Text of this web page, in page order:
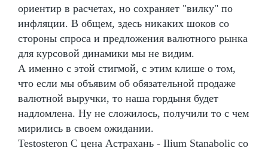
ориентир в расчетах, но сохраняет "вилку" по
инфляции. В общем, здесь никаких шоков со
стороны спроса и предложения валютного рынка
для курсовой динамики мы не видим.
А именно с этой стигмой, с этим клише о том,
что если мы объявим об обязательной продаже
валютной выручки, то наша гордыня будет
надломлена. Ну не сложилось, получили то с чем
мирились в своем ожидании.
Testosteron C цена Астрахань - Ilium Stanabolic со